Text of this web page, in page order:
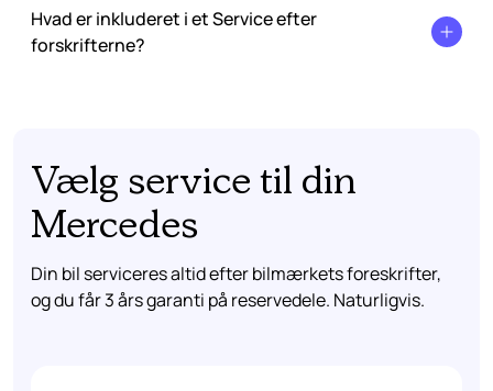
Hvad er inkluderet i et Service efter
forskrifterne?
Vælg service til din
Mercedes
Din bil serviceres altid efter bilmærkets foreskrifter,
og du får 3 års garanti på reservedele. Naturligvis.